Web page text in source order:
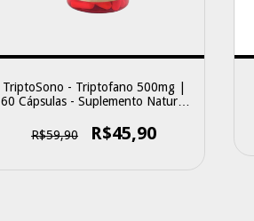
TriptoSono - Triptofano 500mg |
60 Cápsulas - Suplemento Natural
R$59,90
R$45,90